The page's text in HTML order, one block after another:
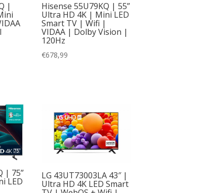
86
| Hisense 55U79KQ | 55”
Ultra HD 4K | Mini LED
Smart TV | Wifi |
VIDAA | Dolby Vision |
120Hz
€678,99
| 75”
LED
LG 43UT73003LA 43″ |
Ultra HD 4K LED Smart